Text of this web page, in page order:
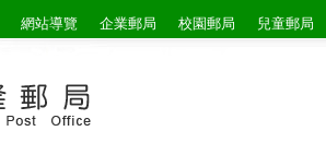
網站導覽 企業郵局 校園郵局 兒童郵局